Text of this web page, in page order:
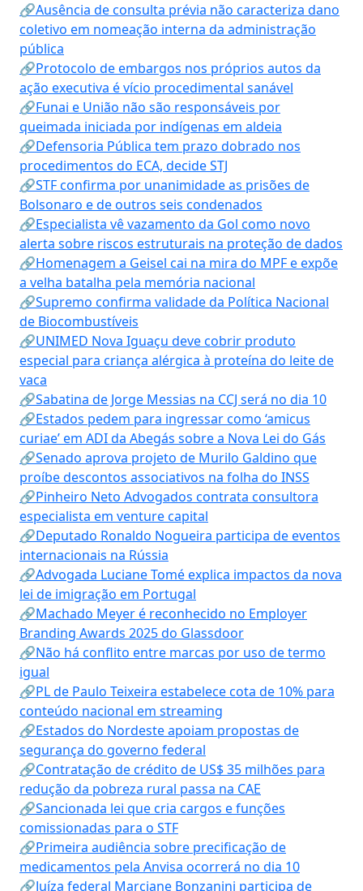
🔗Ausência de consulta prévia não caracteriza dano
coletivo em nomeação interna da administração
pública
🔗Protocolo de embargos nos próprios autos da
ação executiva é vício procedimental sanável
🔗Funai e União não são responsáveis por
queimada iniciada por indígenas em aldeia
🔗Defensoria Pública tem prazo dobrado nos
procedimentos do ECA, decide STJ
🔗STF confirma por unanimidade as prisões de
Bolsonaro e de outros seis condenados
🔗Especialista vê vazamento da Gol como novo
alerta sobre riscos estruturais na proteção de dados
🔗Homenagem a Geisel cai na mira do MPF e expõe
a velha batalha pela memória nacional
🔗Supremo confirma validade da Política Nacional
de Biocombustíveis
🔗UNIMED Nova Iguaçu deve cobrir produto
especial para criança alérgica à proteína do leite de
vaca
🔗Sabatina de Jorge Messias na CCJ será no dia 10
🔗Estados pedem para ingressar como ‘amicus
curiae’ em ADI da Abegás sobre a Nova Lei do Gás
🔗Senado aprova projeto de Murilo Galdino que
proíbe descontos associativos na folha do INSS
🔗Pinheiro Neto Advogados contrata consultora
especialista em venture capital
🔗Deputado Ronaldo Nogueira participa de eventos
internacionais na Rússia
🔗Advogada Luciane Tomé explica impactos da nova
lei de imigração em Portugal
🔗Machado Meyer é reconhecido no Employer
Branding Awards 2025 do Glassdoor
🔗Não há conflito entre marcas por uso de termo
igual
🔗PL de Paulo Teixeira estabelece cota de 10% para
conteúdo nacional em streaming
🔗Estados do Nordeste apoiam propostas de
segurança do governo federal
🔗Contratação de crédito de US$ 35 milhões para
redução da pobreza rural passa na CAE
🔗Sancionada lei que cria cargos e funções
comissionadas para o STF
🔗Primeira audiência sobre precificação de
medicamentos pela Anvisa ocorrerá no dia 10
🔗Juíza federal Marciane Bonzanini participa de